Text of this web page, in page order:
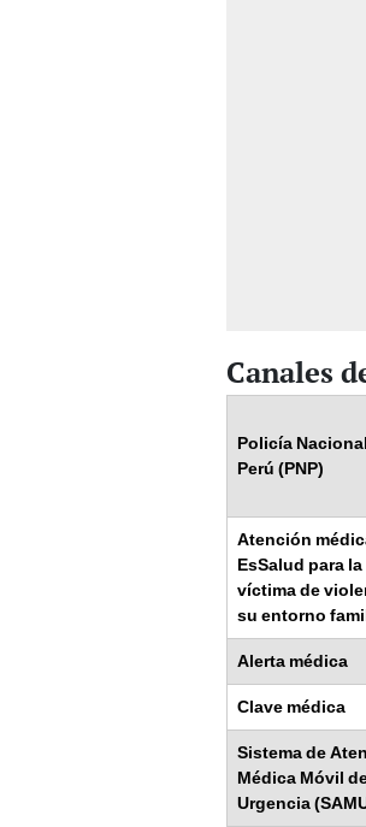
Canales
Policía
Perú (PNP)
Atención
EsSalud para
víctima de
su entorno
Alerta médica
Clave médica
Sistema de
Médica Móvil
Urgencia